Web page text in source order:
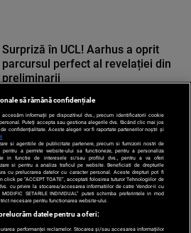
Surpriză în UCL! Aarhus a oprit
parcursul perfect al revelației din
preliminarii
să rămână confidențiale
informații pe dispozitivul dvs., precum identificatorii cookie
Puteți accepta sau gestiona alegerile dvs. făcând clic mai jos
confidențialitate. Aceste alegeri vor fi raportate partenerilor noștri și
si agentiile de publicitate partenere, precum si furnizorii nostri de
a permite website-ului sa functioneze, pentru a personaliza
in functie de interesele si/sau profilul dvs., pentru a va oferi
si pentru a analiza traficul pe website. Beneficiati de drepturile
cu prelucrarea datelor cu caracter personal. Aceste drepturi pot fi
click pe “ACCEPT TOATE”, acceptati folosirea tuturor Tehnologiilor de
cu privire la stocarea/accesarea informatiilor de catre Vendor-ii cu
SETARILE INDIVIDUAL” puteti schimba preferintele in mod
necesare pentru functionarea website-ului.
datele pentru a oferi:
performanței reclamelor. Stocarea și/sau accesarea informațiilor